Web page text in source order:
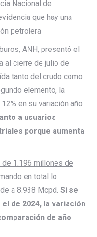
Nacional de
que hay una
petrolera
ANH, presentó el
al cierre de julio de
tanto del crudo como
elemento, la
en su variación año
a usuarios
porque aumenta
1.196 millones de
en total lo
a 8.938 Mcpd. Si se
de 2024, la variación
de año